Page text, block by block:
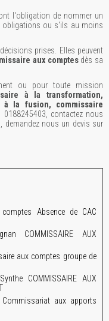
l'obligation de nommer un
obligations ou s'ils au moins
prises. Elles peuvent
aux comptesdès sa
ou pour toute mission
à la transformation,
à la fusion, commissaire
0188245403, contactez nous
demandez nous un devis sur
Absence de CAC
COMMISSAIRE AUX
aux comptes groupe de
COMMISSAIRE AUX
aux apports